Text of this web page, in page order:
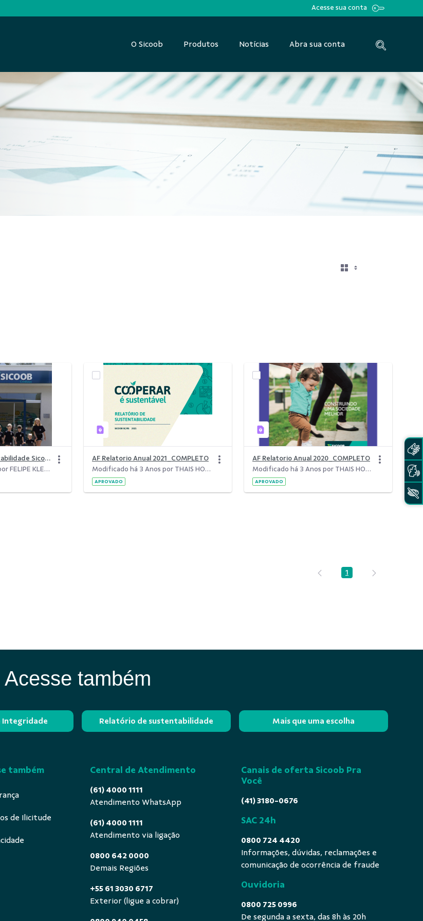
Acesse sua conta
O Sicoob Produtos Notícias Abra sua conta
Relatorio de Sustentabilidade Sicoob Crediauc 2024.pdf
Modificado há 1 Ano por FELIPE KLEIN.
AF Relatorio Anual 2021_COMPLETO
Modificado há 3 Anos por THAIS HORN.
APROVADO
AF Relatorio Anual 2020_COMPLETO
Modificado há 3 Anos por THAIS HORN.
APROVADO
Página
1
Acesse também
Integridade Relatório de sustentabilidade Mais que uma escolha
também
de Ilicitude
Central de Atendimento
(61) 4000 1111
Atendimento WhatsApp
(61) 4000 1111
Atendimento via ligação
0800 642 0000
Demais Regiões
+55 61 3030 6717
Exterior (ligue a cobrar)
Canais de oferta Sicoob Pra
Você
(41) 3180-0676
SAC 24h
0800 724 4420
Informações, dúvidas, reclamações e
comunicação de ocorrência de fraude
Ouvidoria
0800 725 0996
De segunda a sexta, das 8h às 20h